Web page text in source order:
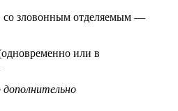
со зловонным отделяемым —
или в
дополнительно